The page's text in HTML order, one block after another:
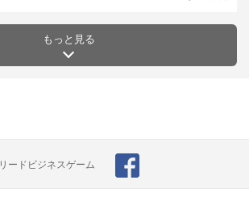
もっと見る
リードビジネスゲーム